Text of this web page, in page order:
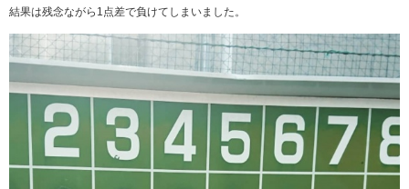
結果は残念ながら1点差で負けてしまいました。